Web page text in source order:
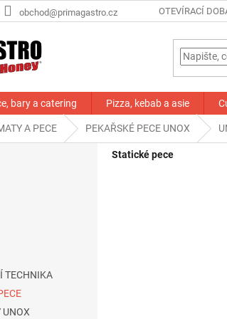
obchod@primagastro.cz OTEVÍRACÍ
bary a catering Pizza, kebab a asie
A PECE PEKAŘSKÉ PECE UNOX
TECHNIKA
UNOX
Statické pece